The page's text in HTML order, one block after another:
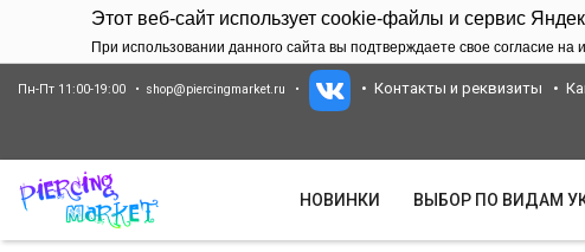
Этот веб-сайт использует cookie-файлы и сервис
При использовании данного сайта вы подтверждаете свое согласие
Пн-Пт 11:00-19:00 shop@piercingmarket.ru Контакты и реквизиты
НОВИНКИ ВЫБОР ПО ВИДАМ